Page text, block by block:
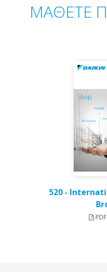
ΜΑΘΕΤΕ
520 -